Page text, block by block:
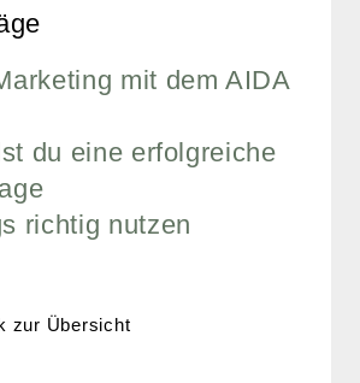
mit dem AIDA
du eine erfolgreiche
richtig nutzen
zur Übersicht